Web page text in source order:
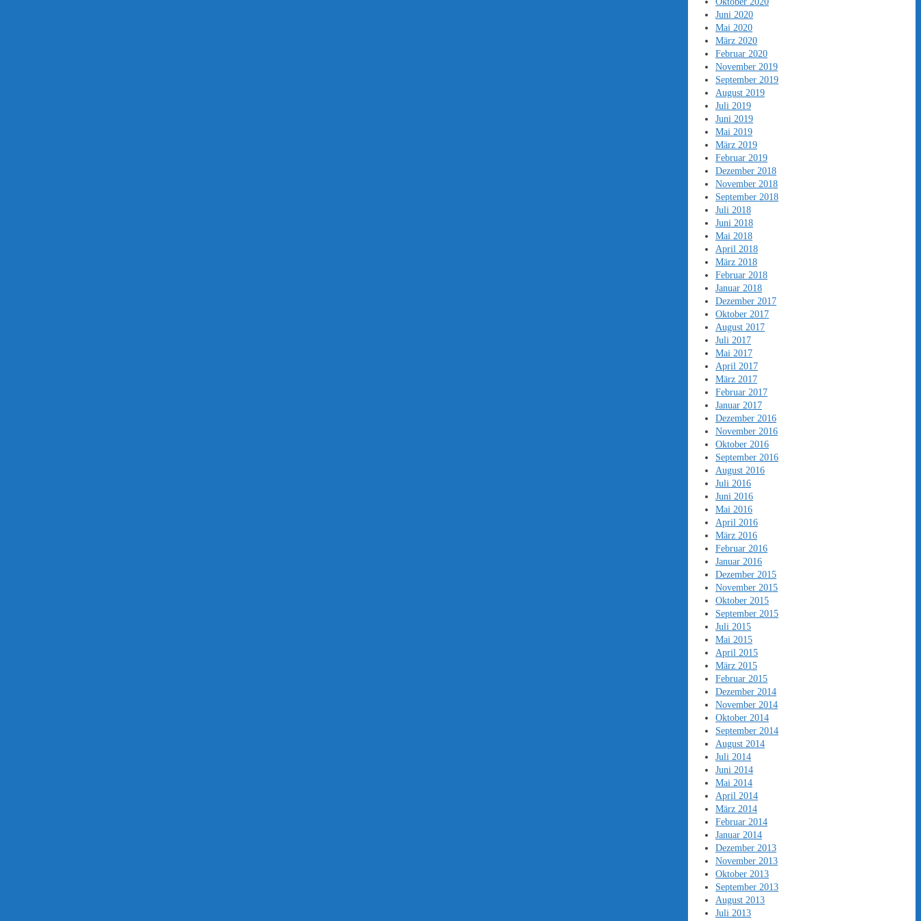
Juni 2020
Mai 2020
März 2020
Februar 2020
November 2019
September 2019
August 2019
Juli 2019
Juni 2019
Mai 2019
März 2019
Februar 2019
Dezember 2018
November 2018
September 2018
Juli 2018
Juni 2018
Mai 2018
April 2018
März 2018
Februar 2018
Januar 2018
Dezember 2017
Oktober 2017
August 2017
Juli 2017
Mai 2017
April 2017
März 2017
Februar 2017
Januar 2017
Dezember 2016
November 2016
Oktober 2016
September 2016
August 2016
Juli 2016
Juni 2016
Mai 2016
April 2016
März 2016
Februar 2016
Januar 2016
Dezember 2015
November 2015
Oktober 2015
September 2015
Juli 2015
Mai 2015
April 2015
März 2015
Februar 2015
Dezember 2014
November 2014
Oktober 2014
September 2014
August 2014
Juli 2014
Juni 2014
Mai 2014
April 2014
März 2014
Februar 2014
Januar 2014
Dezember 2013
November 2013
Oktober 2013
September 2013
August 2013
Juli 2013